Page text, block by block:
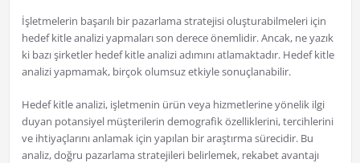
İşletmelerin başarılı bir pazarlama stratejisi oluşturabilmeleri için
hedef kitle analizi yapmaları son derece önemlidir. Ancak, ne yazık
ki bazı şirketler hedef kitle analizi adımını atlamaktadır. Hedef kitle
analizi yapmamak, birçok olumsuz etkiyle sonuçlanabilir.
Hedef kitle analizi, işletmenin ürün veya hizmetlerine yönelik ilgi
duyan potansiyel müşterilerin demografik özelliklerini, tercihlerini
ve ihtiyaçlarını anlamak için yapılan bir araştırma sürecidir. Bu
analiz, doğru pazarlama stratejileri belirlemek, rekabet avantajı